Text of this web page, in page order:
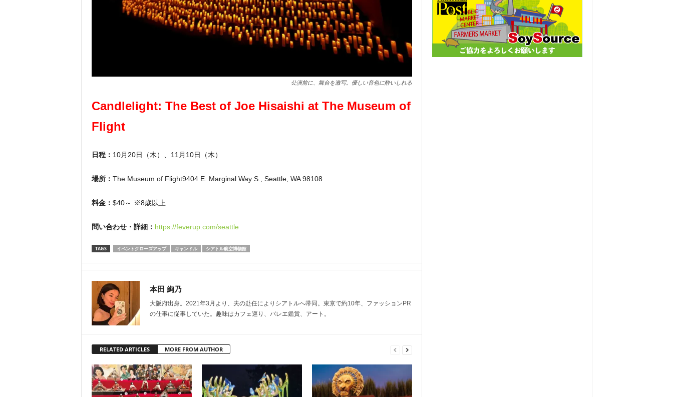
公演前に、舞台を激写。優しい音色に酔いしれる
Candlelight: The Best of Joe Hisaishi at The Museum of
Flight
日程： 10月20日（木）、11月10日（木）
場所： The Museum of Flight9404 E. Marginal Way S., Seattle, WA 98108
料金： $40～ ※8歳以上
問い合わせ・詳細： https://feverup.com/seattle
TAGS イベントクローズアップ キャンドル シアトル航空博物館
本田 絢乃
大阪府出身。2021年3月より、夫の赴任によりシアトルへ帯同。東京で約10年、ファッションPR
の仕事に従事していた。趣味はカフェ巡り、バレエ鑑賞、アート。
RELATED ARTICLES MORE FROM AUTHOR